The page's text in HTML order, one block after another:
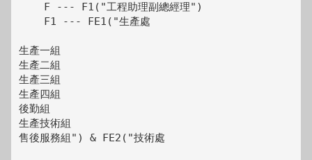
    F --- F1("工程助理副總經理")
    F1 --- FE1("生產處
生產一組
生產二組
生產三組
生產四組
後勤組
生產技術組
售後服務組") & FE2("技術處